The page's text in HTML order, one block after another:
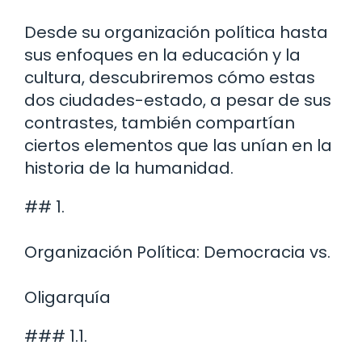
Desde su organización política hasta
sus enfoques en la educación y la
cultura, descubriremos cómo estas
dos ciudades-estado, a pesar de sus
contrastes, también compartían
ciertos elementos que las unían en la
historia de la humanidad.
## 1.
Organización Política: Democracia vs.
Oligarquía
### 1.1.